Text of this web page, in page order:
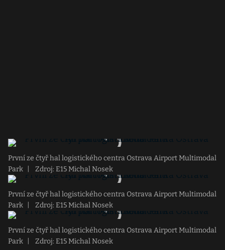
První ze čtyř hal logistického centra Ostrava Airport Multimodal
Park
Zdroj: E15 Michal Nosek
První ze čtyř hal logistického centra Ostrava Airport Multimodal
Park
Zdroj: E15 Michal Nosek
První ze čtyř hal logistického centra Ostrava Airport Multimodal
Park
Zdroj: E15 Michal Nosek